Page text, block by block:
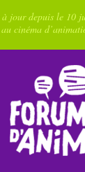
jour depuis le
cinéma